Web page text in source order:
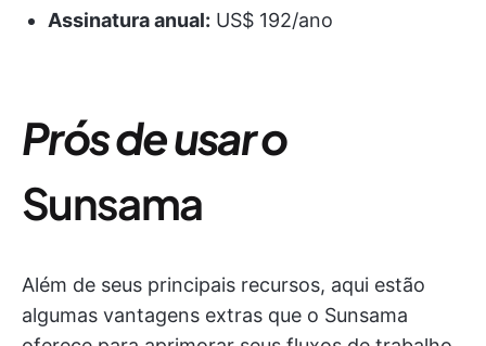
Assinatura anual: US$ 192/ano
Prós de usar o
Sunsama
Além de seus principais recursos, aqui estão
algumas vantagens extras que o Sunsama